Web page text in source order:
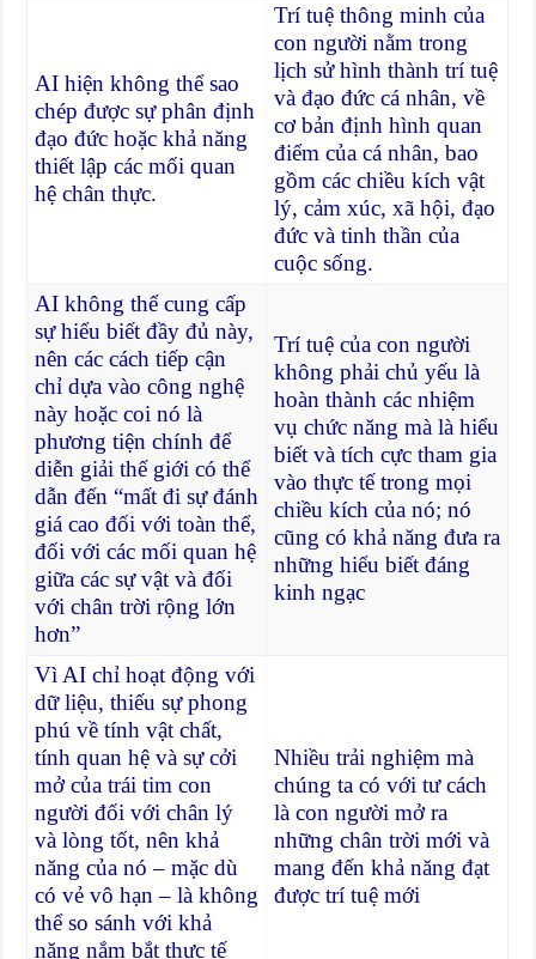
AI hiện không thể sao
chép được sự phân định
đạo đức hoặc khả năng
thiết lập các mối quan
hệ chân thực.
Trí tuệ thông minh của
con người nằm trong
lịch sử hình thành trí tuệ
và đạo đức cá nhân, về
cơ bản định hình quan
điểm của cá nhân, bao
gồm các chiều kích vật
lý, cảm xúc, xã hội, đạo
đức và tinh thần của
cuộc sống.
AI không thể cung cấp
sự hiểu biết đầy đủ này,
nên các cách tiếp cận
chỉ dựa vào công nghệ
này hoặc coi nó là
phương tiện chính để
diễn giải thế giới có thể
dẫn đến “mất đi sự đánh
giá cao đối với toàn thể,
đối với các mối quan hệ
giữa các sự vật và đối
với chân trời rộng lớn
hơn”
Trí tuệ của con người
không phải chủ yếu là
hoàn thành các nhiệm
vụ chức năng mà là hiểu
biết và tích cực tham gia
vào thực tế trong mọi
chiều kích của nó; nó
cũng có khả năng đưa ra
những hiểu biết đáng
kinh ngạc
Vì AI chỉ hoạt động với
dữ liệu, thiếu sự phong
phú về tính vật chất,
tính quan hệ và sự cởi
mở của trái tim con
người đối với chân lý
và lòng tốt, nên khả
năng của nó – mặc dù
có vẻ vô hạn – là không
thể so sánh với khả
năng nắm bắt thực tế
Nhiều trải nghiệm mà
chúng ta có với tư cách
là con người mở ra
những chân trời mới và
mang đến khả năng đạt
được trí tuệ mới